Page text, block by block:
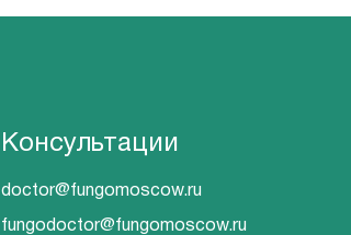
Консультации
doctor@fungomoscow.ru
fungodoctor@fungomoscow.ru